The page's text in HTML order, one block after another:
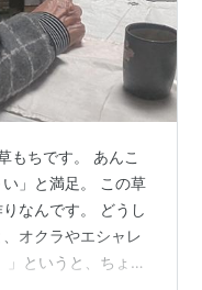
もちです。 あんこ
」と満足。 この草
なんです。 どうし
オクラやエシャレ
というと、ちょっ